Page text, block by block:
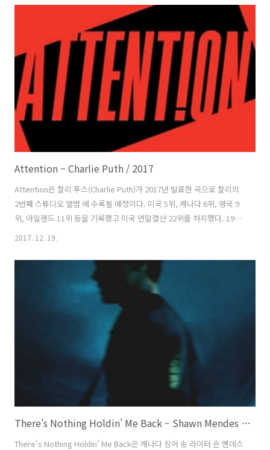
년 헤어졌던 연인인 리암 헴스워스(Liam Hemsworth)와 2016년 재결
합하면서 만든 곡이다. 마일리가 에 출연하는 첫날 택시 안에서 썼다. 이
곡이 발표되던 날 마일리는 약혼반지를 끼고 자신의 뒷마당에 있는 잔디
에 누워 있는 재킷 사진을 올렸다. 마일리는 AMP 라디오에서는 “분명 사
랑에 관한 노래예요. ..
Attention – Charlie Puth / 2017
Attention은 찰리 푸스(Charlie Puth)가 2017년 발표한 곡으로 찰리의
2번째 스튜디오 앨범 에 수록될 예정이다. 미국 5위, 캐나다 6위, 영국 9
위, 아일랜드 11위 등을 기록했고 미국 연말결산 22위를 차지했다. 1980
년대 스타일을 연상시키는 이 소프트 소울 훵크 곡은 찰리와 제이콥 캐셔
스에서 “이 곡에 대한 구상을 처음 시작했을 때는 필리핀에 있는 정말 차
가운 방에 있는 침대에서 였어요. TV를 보면서 인스타그램을 하다가 누
군가 포스팅 해 놓은 걸 보게 되었어요. 모르는 사람 이였는데 자기의 여
자 친구가 어떻게 자기에게 상처를 주었는지에 대한 긴 편지를 써 놨더라
고요. 왜 그 포스팅이 걸렸는지는 모르겠..
2017. 12. 19.
There’s Nothing Holdin’ Me Back – Shawn Mendes / 2017
There's Nothing Holdin' Me Back은 캐나다 싱어 송 라이터 숀 멘데스